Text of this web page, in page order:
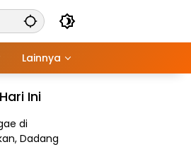
Lainnya
Ini
di
Dadang